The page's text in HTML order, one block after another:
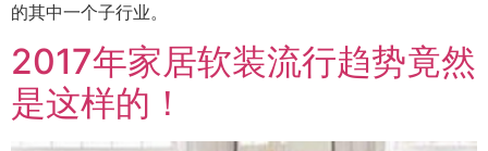
的其中一个子行业。
2017年家居软装流行趋势竟然
是这样的！